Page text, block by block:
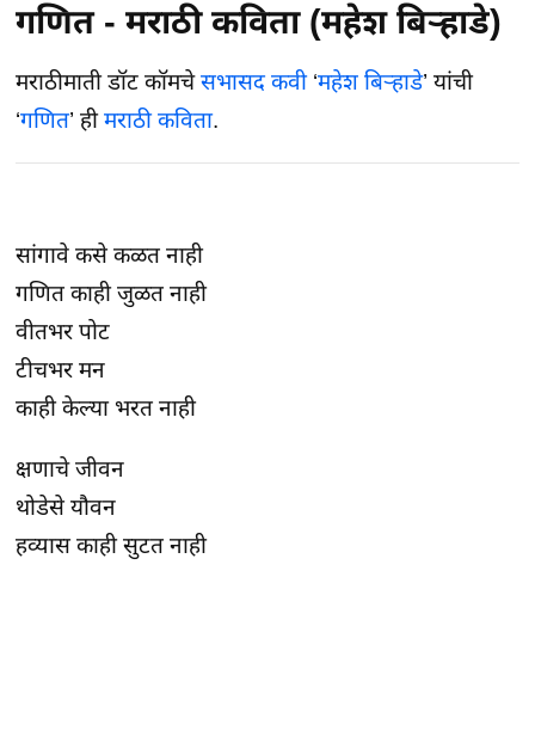
गणित - मराठी कविता (महेश बिऱ्हाडे)
मराठीमाती डॉट कॉमचेसभासद कवी‘महेश बिऱ्हाडे’ यांची
‘गणित’ हीमराठी कविता.
सांगावे कसे कळत नाही
गणित काही जुळत नाही
वीतभर पोट
टीचभर मन
काही केल्या भरत नाही
क्षणाचे जीवन
थोडेसे यौवन
हव्यास काही सुटत नाही